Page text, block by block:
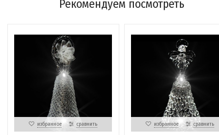
Рекомендуем посмотреть
избранное сравнить избранное сравнить